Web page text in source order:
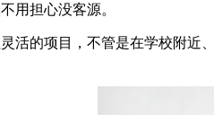
用担心没客源。
活的项目，不管是在学校附